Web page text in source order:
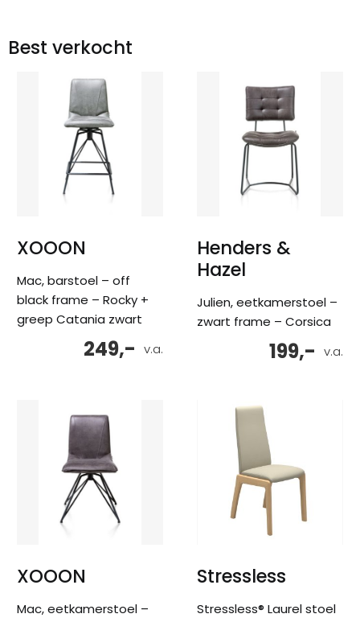
Best verkocht
XOOON
Mac, barstoel – off
black frame – Rocky +
greep Catania zwart
v.a.
249,-
Henders &
Hazel
Julien, eetkamerstoel –
zwart frame – Corsica
v.a.
199,-
XOOON
Mac, eetkamerstoel –
Stressless
Stressless® Laurel stoel